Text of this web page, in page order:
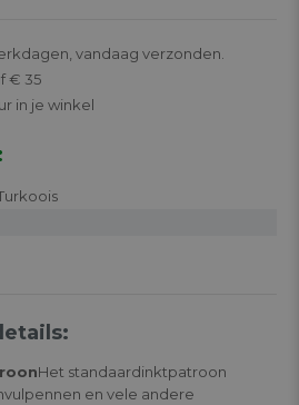
vandaag verzonden.
€ 35
in je winkel
Het standaardinktpatroon
en vele andere